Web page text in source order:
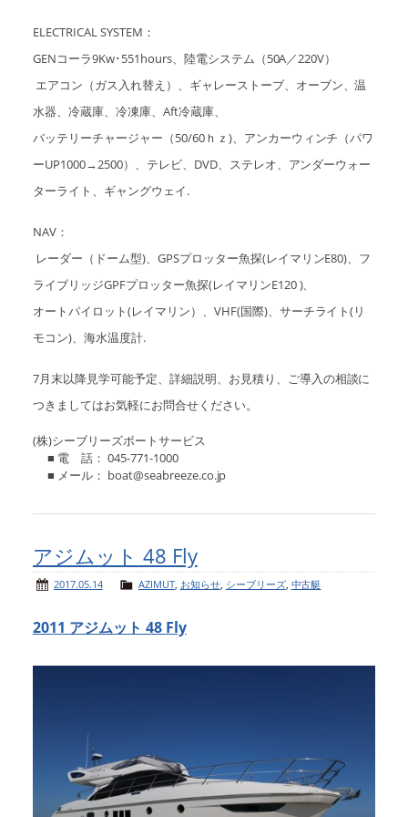
ELECTRICAL SYSTEM：
GENコーラ9Kw･551hours、陸電システム（50A／220V）
エアコン（ガス入れ替え）、ギャレーストーブ、オーブン、温
水器、冷蔵庫、冷凍庫、Aft冷蔵庫、
バッテリーチャージャー（50/60ｈｚ)、アンカーウィンチ（パワ
ーUP1000→2500）、テレビ、DVD、ステレオ、アンダーウォー
ターライト、ギャングウェイ.
NAV：
レーダー（ドーム型)、GPSプロッター魚探(レイマリンE80)、フ
ライブリッジGPFプロッター魚探(レイマリンE120 )、
オートパイロット(レイマリン）、VHF(国際)、サーチライト(リ
モコン)、海水温度計.
7月末以降見学可能予定、詳細説明、お見積り、ご導入の相談に
つきましてはお気軽にお問合せください。
(株)シーブリーズボートサービス
■ 電 話： 045-771-1000
■ メール： boat@seabreeze.co.jp
アジムット 48 Fly
2017.05.14 AZIMUT, お知らせ, シーブリーズ, 中古艇
2011 アジムット 48 Fly